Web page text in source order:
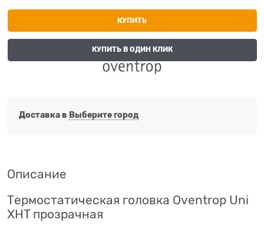
КУПИТЬ
КУПИТЬ В ОДИН КЛИК
Доставка в Выберите город
Описание
Термостатическая головка Oventrop Uni
XHT прозрачная